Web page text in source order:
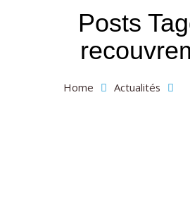
Posts
Home Actualités